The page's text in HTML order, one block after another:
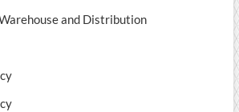
and Distribution